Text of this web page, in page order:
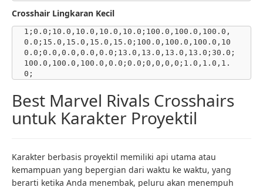
Crosshair Lingkaran Kecil
1;0.0;10.0,10.0,10.0,10.0;100.0,100.0,100.0,
0.0;15.0,15.0,15.0,15.0;100.0,100.0,100.0,10
0.0;0.0,0.0,0.0,0.0;13.0,13.0,13.0,13.0;30.0;
100.0,100.0,100.0,0.0;0.0;0,0,0,0;1.0,1.0,1.
0;
Best Marvel Rivals Crosshairs
untuk Karakter Proyektil
Karakter berbasis proyektil memiliki api utama atau
kemampuan yang bepergian dari waktu ke waktu, yang
berarti ketika Anda menembak, peluru akan menempuh